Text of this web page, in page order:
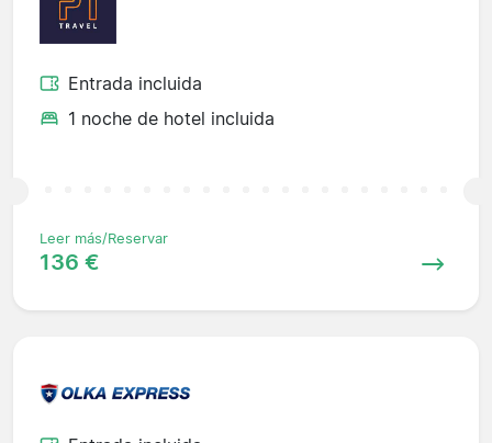
Entrada incluida
1 noche de hotel incluida
Leer más/Reservar
136 €